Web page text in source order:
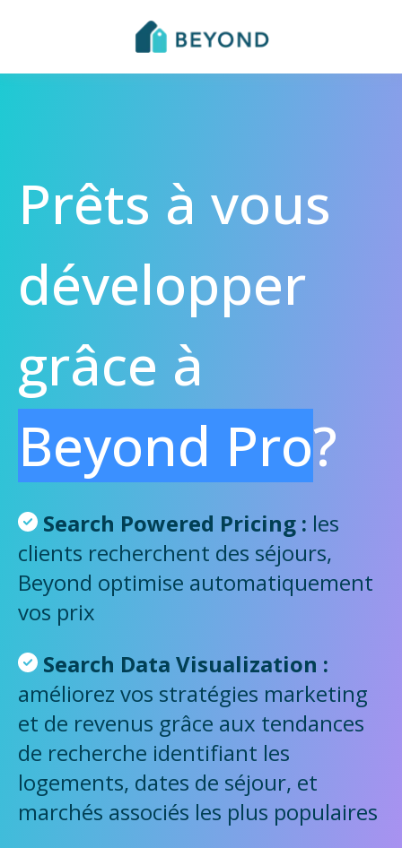
Prêts à vous
développer
grâce à
Beyond Pro?
Search Powered Pricing : les
clients recherchent des séjours,
Beyond optimise automatiquement
vos prix
Search Data Visualization :
améliorez vos stratégies marketing
et de revenus grâce aux tendances
de recherche identifiant les
logements, dates de séjour, et
marchés associés les plus populaires